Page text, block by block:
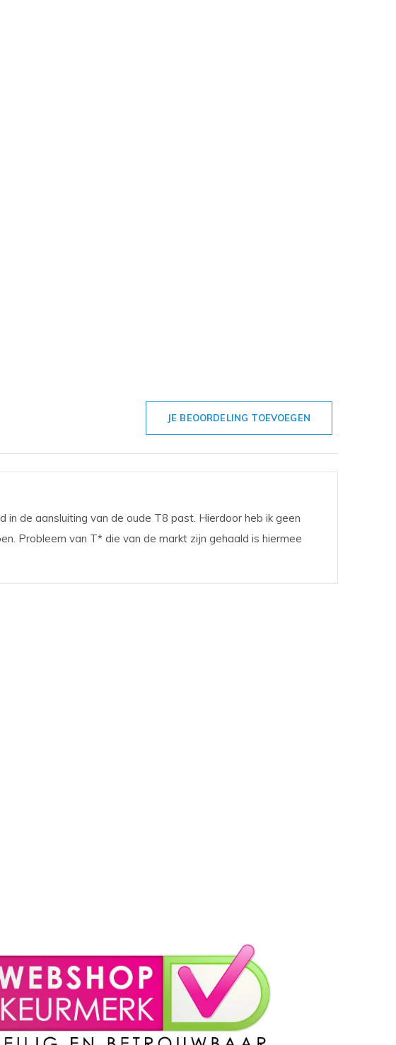
JE BEOORDELING TOEVOEGEN
in de aansluiting van de oude T8 past. Hierdoor heb ik geen
Probleem van T* die van de markt zijn gehaald is hiermee